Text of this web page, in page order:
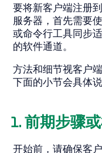
要将新客户端注册
服务器，首先需要
或命令行工具同步
的软件通道。
方法和细节视客户
下面的小节会具体说
1. 前期步骤
开始前，请确保客